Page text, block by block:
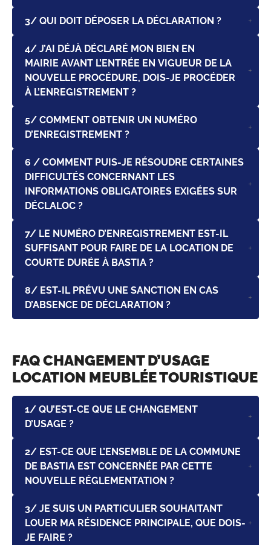
3/ QUI DOIT DÉPOSER LA DÉCLARATION ?
4/ J’AI DÉJÀ DÉCLARÉ MON BIEN EN
MAIRIE AVANT L’ENTRÉE EN VIGUEUR DE LA
NOUVELLE PROCÉDURE, DOIS-JE PROCÉDER
À L’ENREGISTREMENT ?
5/ COMMENT OBTENIR UN NUMÉRO
D’ENREGISTREMENT ?
6 / COMMENT PUIS-JE RÉSOUDRE CERTAINES
DIFFICULTÉS CONCERNANT LES
INFORMATIONS OBLIGATOIRES EXIGÉES SUR
DÉCLALOC ?
7/ LE NUMÉRO D’ENREGISTREMENT EST-IL
SUFFISANT POUR FAIRE DE LA LOCATION DE
COURTE DURÉE À BASTIA ?
8/ EST-IL PRÉVU UNE SANCTION EN CAS
D’ABSENCE DE DÉCLARATION ?
FAQ CHANGEMENT D’USAGE
LOCATION MEUBLÉE TOURISTIQUE
1/ QU’EST-CE QUE LE CHANGEMENT
D’USAGE ?
2/ EST-CE QUE L’ENSEMBLE DE LA COMMUNE
DE BASTIA EST CONCERNÉE PAR CETTE
NOUVELLE RÉGLEMENTATION ?
3/ JE SUIS UN PARTICULIER SOUHAITANT
LOUER MA RÉSIDENCE PRINCIPALE, QUE DOIS-
JE FAIRE ?